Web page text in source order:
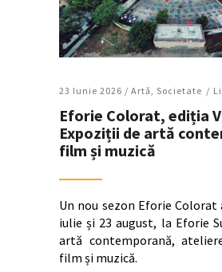
23 Iunie 2026 / Artǎ Societate
Eforie Colorat, ediția
Expoziții de artă
film și muzică
Un nou sezon Eforie
iulie și 23 august, la Eforie
artă contemporană,
film și muzică.